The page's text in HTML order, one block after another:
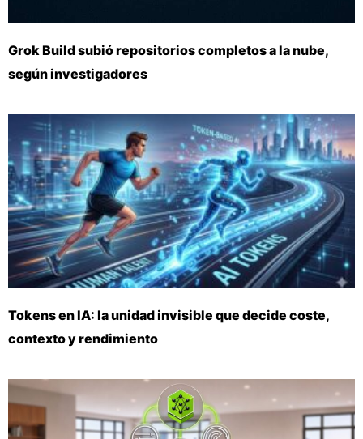
Grok Build subió repositorios completos a la nube,
según investigadores
Tokens en IA: la unidad invisible que decide coste,
contexto y rendimiento